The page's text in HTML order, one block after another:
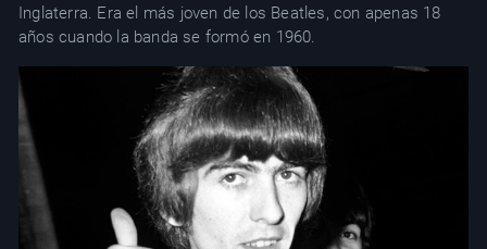
Inglaterra. Era el más joven de los Beatles, con apenas 18
años cuando la banda se formó en 1960.